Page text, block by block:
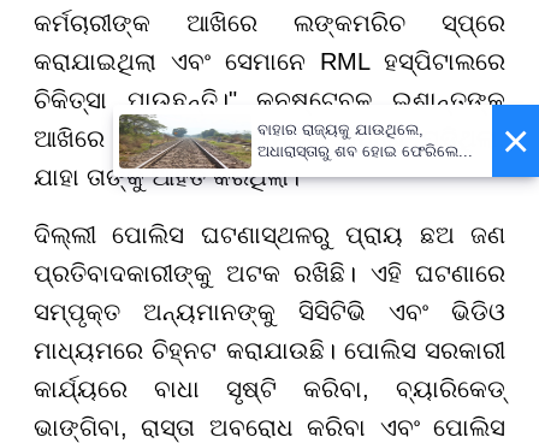
କର୍ମଚାରୀଙ୍କ ଆଖିରେ ଲଙ୍କମରିଚ ସ୍ପ୍ରେ
କରାଯାଇଥିଲା ଏବଂ ସେମାନେ RML ହସ୍ପିଟାଲରେ
ଚିକିତ୍ସା ପାଉଛନ୍ତି।" କନଷ୍ଟେବଳ ଇଶାନ୍ତଙ୍କ
ଆଖିରେ ସର୍ବାଧିକ ଗୋଲମରିଚ ସ୍ପ୍ରେ ପଡ଼ିଥିଲା,
ଯାହା ତାଙ୍କୁ ଆହତ କରିଥିଲା।
ଦିଲ୍ଲୀ ପୋଲିସ ଘଟଣାସ୍ଥଳରୁ ପ୍ରାୟ ଛଅ ଜଣ
ପ୍ରତିବାଦକାରୀଙ୍କୁ ଅଟକ ରଖିଛି। ଏହି ଘଟଣାରେ
ସମ୍ପୃକ୍ତ ଅନ୍ୟମାନଙ୍କୁ ସିସିଟିଭି ଏବଂ ଭିଡିଓ
ମାଧ୍ୟମରେ ଚିହ୍ନଟ କରାଯାଉଛି। ପୋଲିସ ସରକାରୀ
କାର୍ଯ୍ୟରେ ବାଧା ସୃଷ୍ଟି କରିବା, ବ୍ୟାରିକେଡ୍
ଭାଙ୍ଗିବା, ରାସ୍ତା ଅବରୋଧ କରିବା ଏବଂ ପୋଲିସ
×
ବାହାର ରାଜ୍ୟକୁ ଯାଉଥିଲେ,
ଅଧାରାସ୍ତାରୁ ଶବ ହୋଇ ଫେରିଲେ...